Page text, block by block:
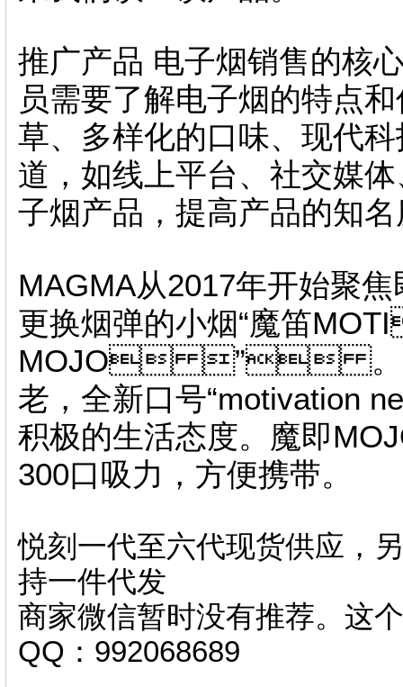
推广产品 电子烟销售的核心
员需要了解电子烟的特点和
草 、多样化的口味、现
道，如线上平台、社交
子烟产品 ，提高产品的知名
MAGMA从2017年开始聚焦即
更换烟弹的小烟“魔笛
MOJO ” 。魔
老，全新口号
积极的生活态度。魔即
300口吸力，方便携带。
悦刻一代至六代现货供应，
持一件代发
商家微信暂时没有推荐。这
QQ：992068689